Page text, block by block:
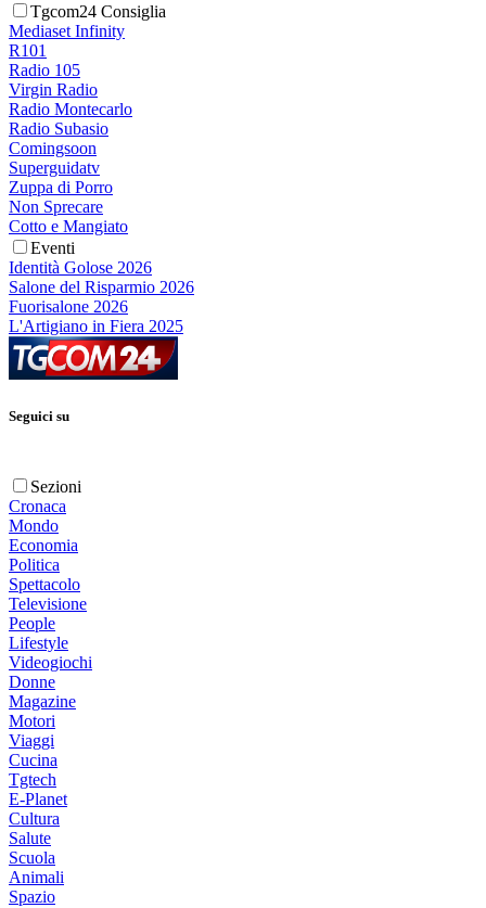
Tgcom24 Consiglia
Mediaset Infinity
R101
Radio 105
Virgin Radio
Radio Montecarlo
Radio Subasio
Comingsoon
Superguidatv
Zuppa di Porro
Non Sprecare
Cotto e Mangiato
Eventi
Identità Golose 2026
Salone del Risparmio 2026
Fuorisalone 2026
L'Artigiano in Fiera 2025
Seguici su
Sezioni
Cronaca
Mondo
Economia
Politica
Spettacolo
Televisione
People
Lifestyle
Videogiochi
Donne
Magazine
Motori
Viaggi
Cucina
Tgtech
E-Planet
Cultura
Salute
Scuola
Animali
Spazio